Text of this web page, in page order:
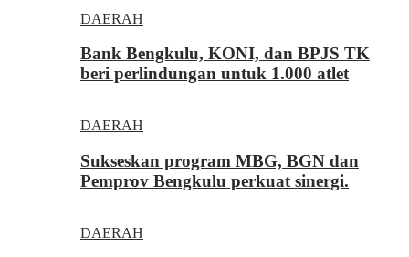
DAERAH
Bank Bengkulu, KONI, dan BPJS TK
beri perlindungan untuk 1.000 atlet
DAERAH
Sukseskan program MBG, BGN dan
Pemprov Bengkulu perkuat sinergi.
DAERAH